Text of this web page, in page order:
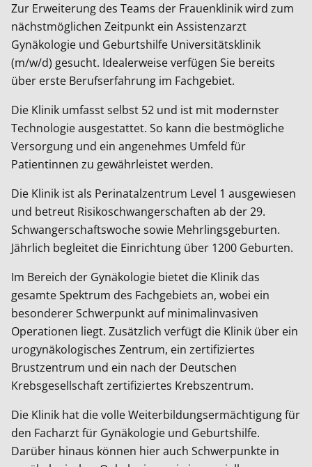
Zur Erweiterung des Teams der Frauenklinik wird zum
nächstmöglichen Zeitpunkt ein Assistenzarzt
Gynäkologie und Geburtshilfe Universitätsklinik
(m/w/d) gesucht. Idealerweise verfügen Sie bereits
über erste Berufserfahrung im Fachgebiet.
Die Klinik umfasst selbst 52 und ist mit modernster
Technologie ausgestattet. So kann die bestmögliche
Versorgung und ein angenehmes Umfeld für
Patientinnen zu gewährleistet werden.
Die Klinik ist als Perinatalzentrum Level 1 ausgewiesen
und betreut Risikoschwangerschaften ab der 29.
Schwangerschaftswoche sowie Mehrlingsgeburten.
Jährlich begleitet die Einrichtung über 1200 Geburten.
Im Bereich der Gynäkologie bietet die Klinik das
gesamte Spektrum des Fachgebiets an, wobei ein
besonderer Schwerpunkt auf minimalinvasiven
Operationen liegt. Zusätzlich verfügt die Klinik über ein
urogynäkologisches Zentrum, ein zertifiziertes
Brustzentrum und ein nach der Deutschen
Krebsgesellschaft zertifiziertes Krebszentrum.
Die Klinik hat die volle Weiterbildungsermächtigung für
den Facharzt für Gynäkologie und Geburtshilfe.
Darüber hinaus können hier auch Schwerpunkte in